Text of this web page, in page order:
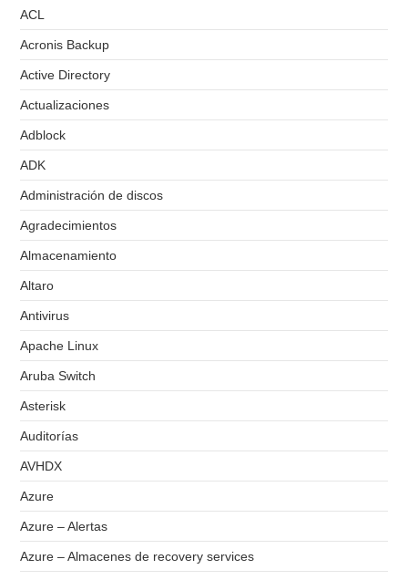
ACL
Acronis Backup
Active Directory
Actualizaciones
Adblock
ADK
Administración de discos
Agradecimientos
Almacenamiento
Altaro
Antivirus
Apache Linux
Aruba Switch
Asterisk
Auditorías
AVHDX
Azure
Azure – Alertas
Azure – Almacenes de recovery services